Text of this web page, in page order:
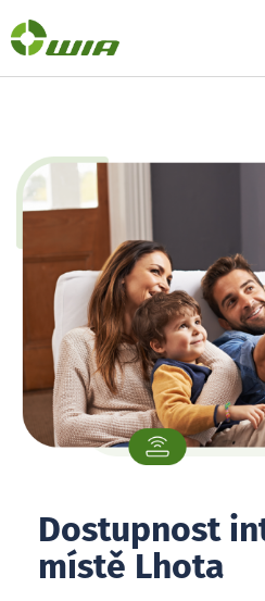
Dostupnost
místě Lhota